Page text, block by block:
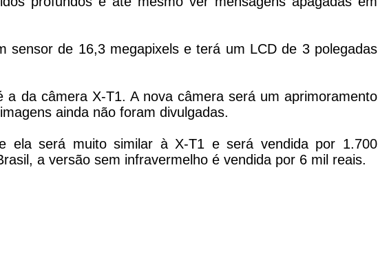
sensor de 16,3 megapixels e terá um LCD de 3 polegadas
da câmera X-T1. A nova câmera será um aprimoramento
ainda não foram divulgadas.
ela será muito similar à X-T1 e será vendida por 1.700
a versão sem infravermelho é vendida por 6 mil reais.